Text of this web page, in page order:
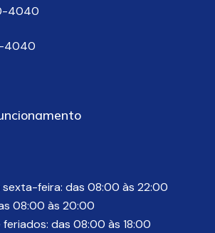
4040
4040
sexta-feira: das 08:00 às 22:00
08:00 às 20:00
feriados: das 08:00 às 18:00